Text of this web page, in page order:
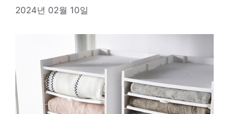
2024년 02월 10일